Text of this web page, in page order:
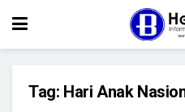
Tag: Hari Anak